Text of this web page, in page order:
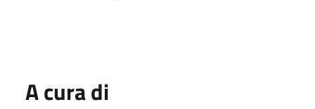
A cura di